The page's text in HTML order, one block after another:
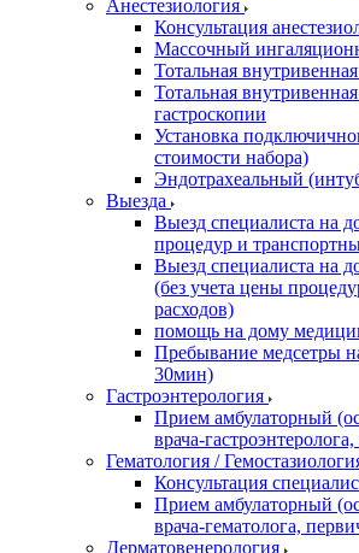
Анестезиология
Консультация
Массочный
Тотальная внутривенная
Тотальная
гастроскопии
Установка
стоимости набора)
Эндотрахеальный
Выезда
Выезд специалиста на
процедур и
Выезд специалиста на
(без учета цены
расходов)
помощь на дому
Пребывание медсетры
30мин)
Гастроэнтерология
Прием амбулаторный
врача-
Гематология /
Консультация
Прием амбулаторный
врача-гематолога,
Дерматовенерология